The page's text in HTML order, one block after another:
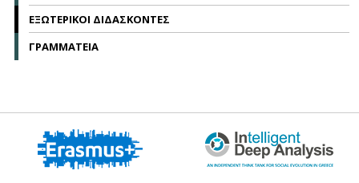
ΕΞΩΤΕΡΙΚΟΙ ΔΙΔΑΣΚΟΝΤΕΣ
ΓΡΑΜΜΑΤΕΙΑ